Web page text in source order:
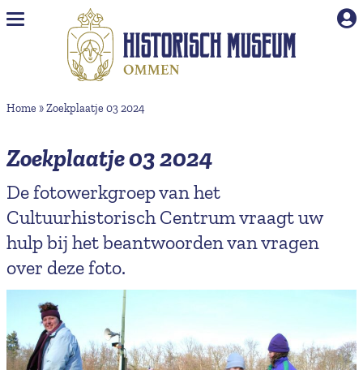
Naar hoofdinhoud
Home »Zoekplaatje 03 2024
Zoekplaatje 03 2024
De fotowerkgroep van het
Cultuurhistorisch Centrum vraagt uw
hulp bij het beantwoorden van vragen
over deze foto.